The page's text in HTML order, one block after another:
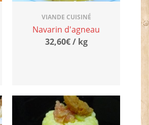
VIANDE CUISINÉ
Navarin d'agneau
32,60€ / kg